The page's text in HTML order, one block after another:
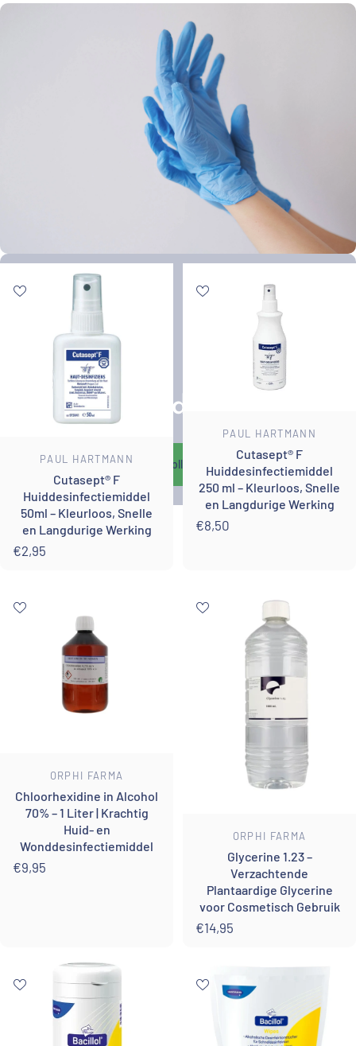
Nitril Handschoenen
Bekijk collectie
Leverancier:
PAUL HARTMANN
Cutasept® F
Huiddesinfectiemiddel
50ml – Kleurloos, Snelle
en Langdurige Werking
€2,95
Leverancier:
PAUL HARTMANN
Cutasept® F
Huiddesinfectiemiddel
250 ml – Kleurloos, Snelle
en Langdurige Werking
€8,50
Leverancier:
ORPHI FARMA
Chloorhexidine in Alcohol
70% – 1 Liter | Krachtig
Huid- en
Wonddesinfectiemiddel
€9,95
Leverancier:
ORPHI FARMA
Glycerine 1.23 –
Verzachtende
Plantaardige Glycerine
voor Cosmetisch Gebruik
€14,95